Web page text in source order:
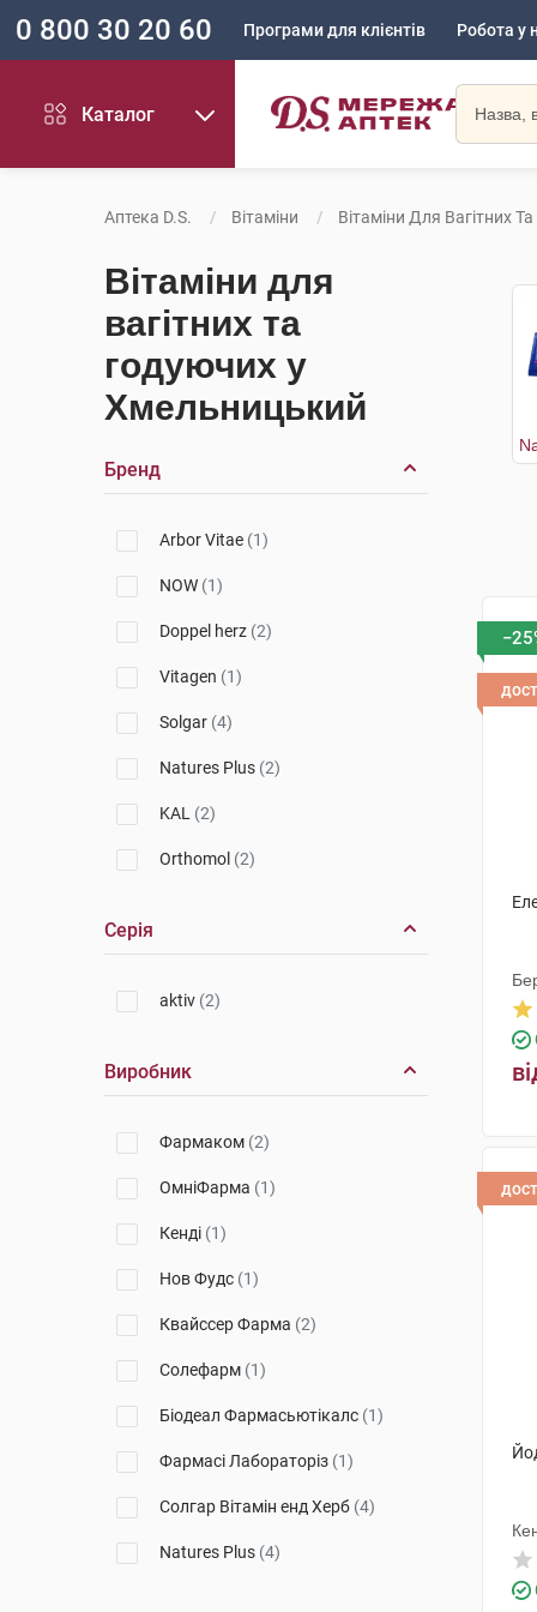
0 800 30 20 60 Програми для клієнтів Робота у
Каталог
Аптека D.S. Вітаміни Вітаміни Для Вагітних
Вітаміни для
вагітних та
годуючих у
Хмельницький
Бренд
Arbor Vitae (1)
NOW (1)
Doppel herz (2)
Vitagen (1)
Solgar (4)
Natures Plus (2)
KAL (2)
Orthomol (2)
Серія
aktiv (2)
Виробник
Фармаком (2)
ОмніФарма (1)
Кенді (1)
Нов Фудс (1)
Квайссер Фарма (2)
Солефарм (1)
Біодеал Фармасьютікалс (1)
Фармасі Лабораторіз (1)
Солгар Вітамін енд Херб (4)
Natures Plus (4)